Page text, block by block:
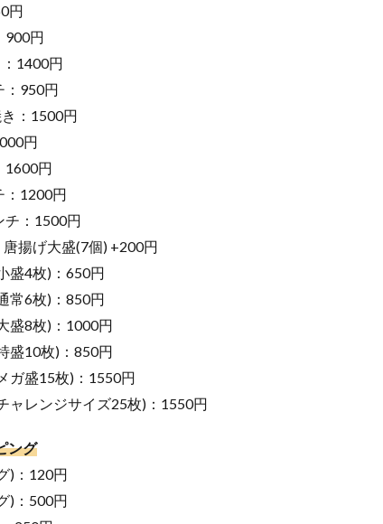
円
900円
1400円
：950円
：1500円
円
1600円
：1200円
チ：1500円
揚げ大盛(7個) +200円
盛4枚)：650円
常6枚)：850円
盛8枚)：1000円
盛10枚)：850円
ガ盛15枚)：1550円
ャレンジサイズ25枚)：1550円
ング
)：120円
)：500円